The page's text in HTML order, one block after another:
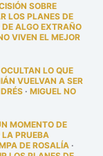
SOBRE
LOS PLANES DE
ALGO EXTRAÑO
VIVEN EL MEJOR
LO QUE
VUELVAN A SER
· MIGUEL NO
MOMENTO DE
PRUEBA
DE ROSALÍA·